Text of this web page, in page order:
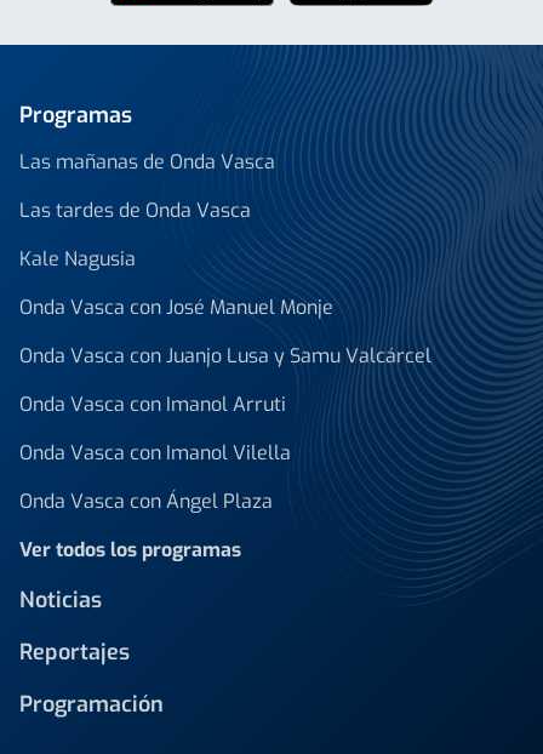
Programas
Las mañanas de Onda Vasca
Las tardes de Onda Vasca
Kale Nagusia
Onda Vasca con José Manuel Monje
Onda Vasca con Juanjo Lusa y Samu Valcárcel
Onda Vasca con Imanol Arruti
Onda Vasca con Imanol Vilella
Onda Vasca con Ángel Plaza
Ver todos los programas
Noticias
Reportajes
Programación